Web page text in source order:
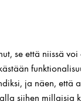
se että niissä
ja näen, että
siihen millaisia